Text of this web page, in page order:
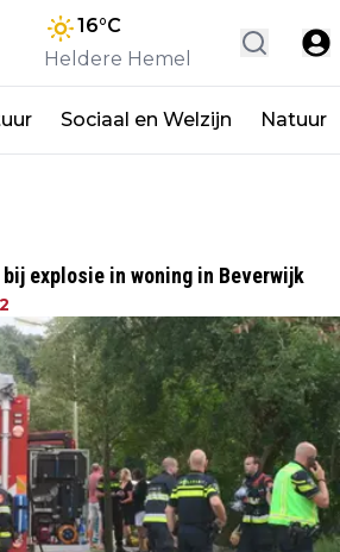
16°C
Heldere Hemel
Sociaal en Welzijn Natuur
explosie in woning in Beverwijk